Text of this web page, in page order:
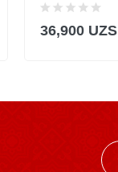
36,900 UZS